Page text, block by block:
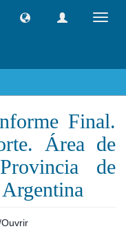
Final.
Área de
de
Ouvrir